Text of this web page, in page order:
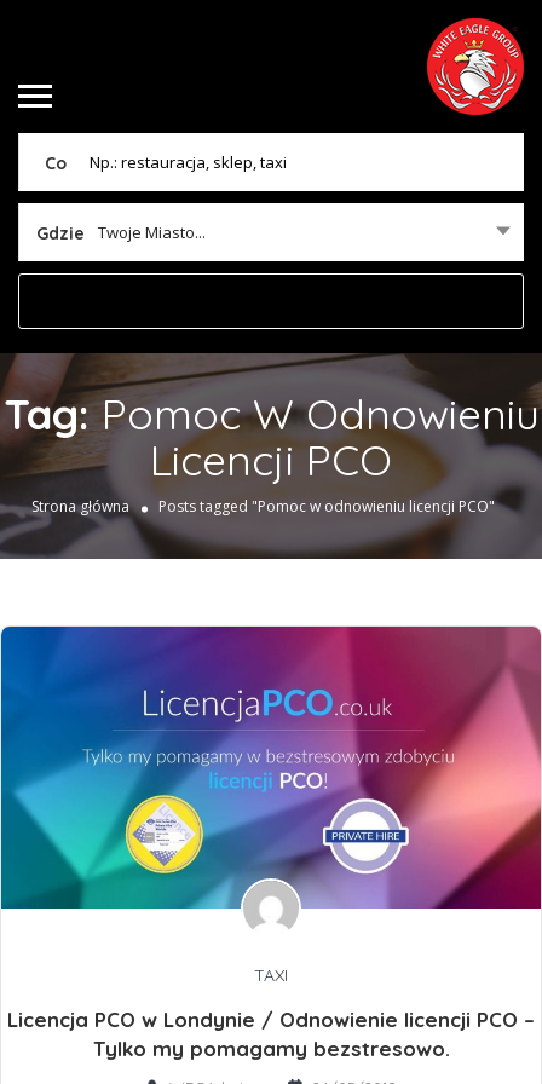
Co
Gdzie Twoje Miasto...
Tag:Pomoc W Odnowieniu
Licencji PCO
Strona główna Posts tagged "Pomoc w odnowieniu licencji PCO"
TAXI
Licencja PCO w Londynie / Odnowienie licencji PCO –
Tylko my pomagamy bezstresowo.